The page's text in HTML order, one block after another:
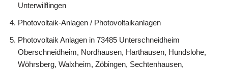
Unterwilflingen
Photovoltaik-Anlagen / Photovoltaikanlagen
Photovoltaik Anlagen in 73485 Unterschneidheim
Oberschneidheim, Nordhausen, Harthausen, Hundslohe,
Wöhrsberg, Walxheim, Zöbingen, Sechtenhausen,